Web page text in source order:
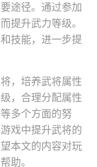
途径。通过参加
提升武力等级。
技能，进一步提
，培养武将属性
，合理分配属性
多个方面的努
戏中提升武将的
本文的内容对玩
助。